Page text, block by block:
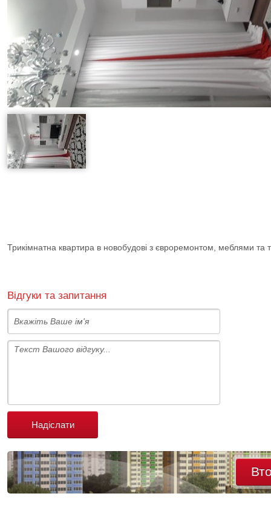
Трикімнатна квартира в новобудові з євроремонтом, меблями та
Відгуки та запитання
Надіслати